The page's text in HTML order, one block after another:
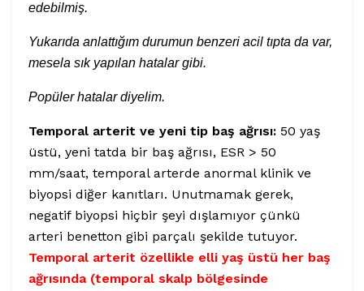
edebilmiş.
Yukarıda anlattığım durumun benzeri acil tıpta da var,
mesela sık yapılan hatalar gibi.
Popüler hatalar diyelim.
Temporal arterit ve yeni tip baş ağrısı: 50 yaş
üstü, yeni tatda bir baş ağrısı, ESR > 50
mm/saat, temporal arterde anormal klinik ve
biyopsi diğer kanıtları. Unutmamak gerek,
negatif biyopsi hiçbir şeyi dışlamıyor çünkü
arteri benetton gibi parçalı şekilde tutuyor.
Temporal arterit özellikle elli yaş üstü her baş
ağrısında (temporal skalp bölgesinde